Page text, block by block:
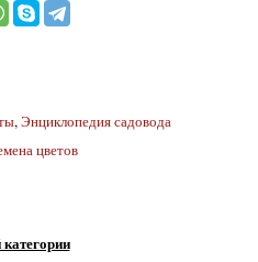
,Энциклопедия садовода
цветов